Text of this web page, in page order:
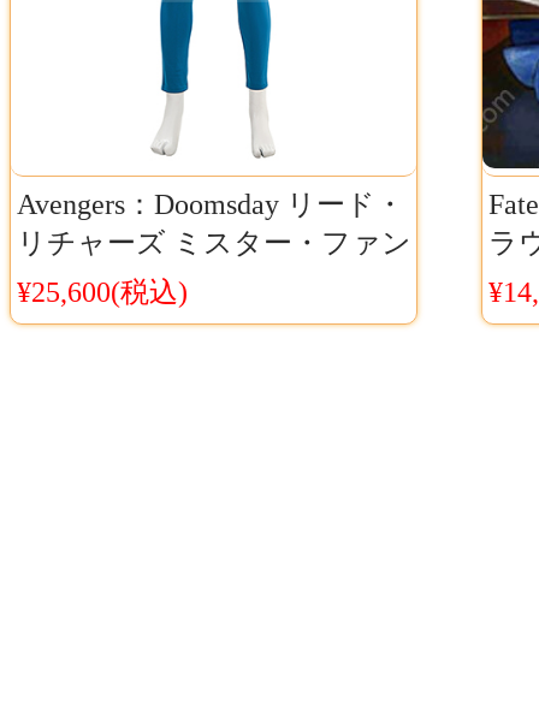
Avengers：Doomsday リード・
リチャーズ ミスター・ファン
タスティック コスプレ衣装
マーベル ヒーロースーツ 高品
¥25,600(税込)
ラ
イ
チ